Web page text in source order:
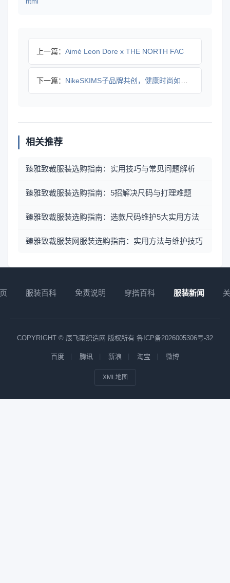
上一篇： Aimé Leon Dore x THE NORTH FAC
下一篇： NikeSKIMS子品牌共创，健康时尚如何融合？
相关推荐
臻雅致裁服装选购指南：实用技巧与常见问题解析
臻雅致裁服装选购指南：5招解决尺码与打理难题
臻雅致裁服装选购指南：选款尺码维护5大实用方法
臻雅致裁服装网服装选购指南：实用方法与维护技巧
服装百科 免责说明 穿搭百科 服装新闻
COPYRIGHT © 辰飞雨织造网 版权所有 鲁ICP备2026005306号-32
百度 腾讯 新浪 淘宝 微博
XML地图